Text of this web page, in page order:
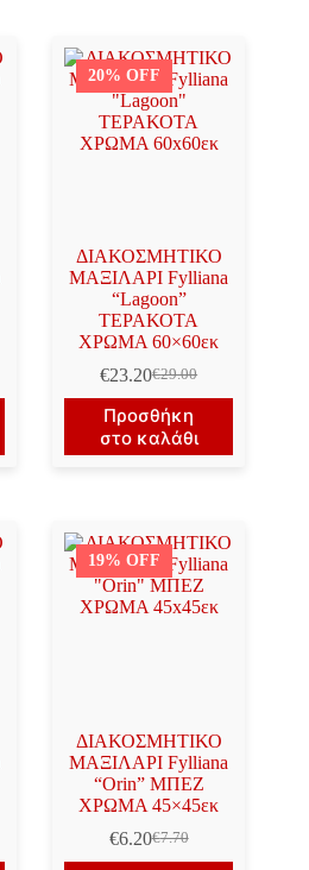
20% OFF
ΔΙΑΚΟΣΜΗΤΙΚΟ
ΜΑΞΙΛΑΡΙ Fylliana
“Lagoon”
ΤΕΡΑΚΟΤΑ
ΧΡΩΜΑ 60×60εκ
€29.00
Original
price
was:
€29.00.
€23.20Η
τρέχουσα
τιμή
είναι:
Προσθήκη
στο καλάθι
19% OFF
ΔΙΑΚΟΣΜΗΤΙΚΟ
ΜΑΞΙΛΑΡΙ Fylliana
“Orin” ΜΠΕΖ
ΧΡΩΜΑ 45×45εκ
€7.70
Original
€6.20Η